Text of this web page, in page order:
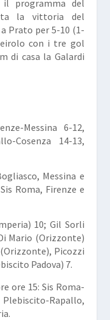
programma del
la vittoria del
Prato per 5-10 (1-
con i tre gol
di casa la Galardi
Messina 6-12,
Cosenza 14-13,
Messina e
Roma, Firenze e
10; Gil Sorli
Mario (Orizzonte)
Picozzi
Padova) 7.
ore 15: Sis Roma-
Rapallo,